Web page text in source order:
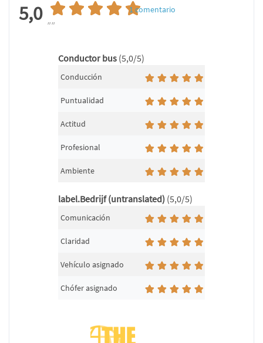
5,0 1 comentario
""
Conductor bus (5,0/5)
Conducción
Puntualidad
Actitud
Profesional
Ambiente
label.Bedrijf (untranslated) (5,0/5)
Comunicación
Claridad
Vehículo asignado
Chófer asignado